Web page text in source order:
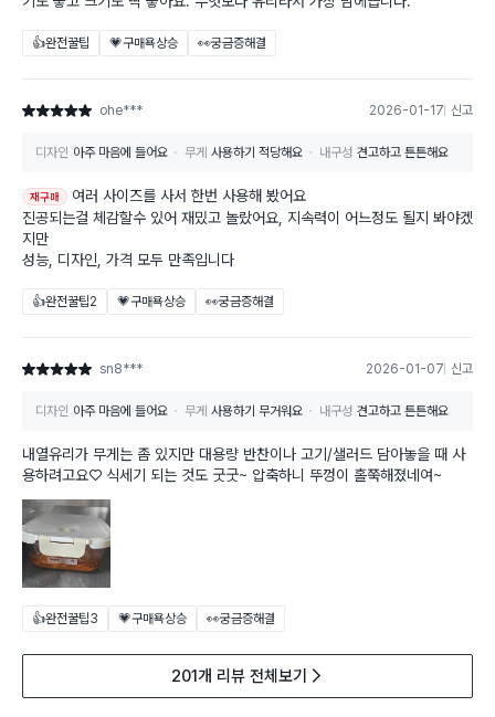
👍완전꿀팁 💗구매욕상승 👀궁금증해결
별점 5점 ohe*** 2026-01-17 신고
디자인 아주 마음에 들어요 무게 사용하기 적당해요 내구성 견고하고 튼튼해요
재구매
여러 사이즈를 사서 한번 사용해 봤어요
진공되는걸 체감할수 있어 재밌고 놀랐어요, 지속력이 어느정도 될지 봐야겠
지만
성능, 디자인, 가격 모두 만족입니다
👍완전꿀팁2 💗구매욕상승 👀궁금증해결
별점 5점 sn8*** 2026-01-07 신고
디자인 아주 마음에 들어요 무게 사용하기 무거워요 내구성 견고하고 튼튼해요
내열유리가 무게는 좀 있지만 대용량 반찬이나 고기/샐러드 담아놓을 때 사
용하려고요♡ 식세기 되는 것도 굿굿~ 압축하니 뚜껑이 홀쭉해졌네여~
👍완전꿀팁3 💗구매욕상승 👀궁금증해결
201개 리뷰 전체보기